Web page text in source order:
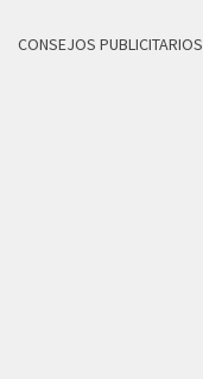
CONSEJOS PUBLICITARIOS